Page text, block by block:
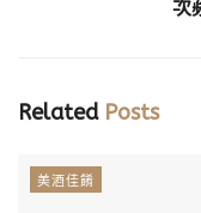
次
RelatedPosts
美酒佳餚